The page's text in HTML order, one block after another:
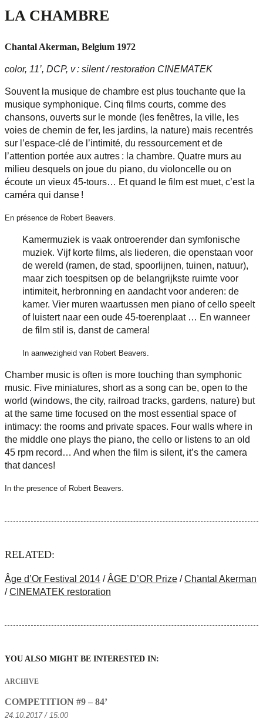
LA CHAMBRE
Chantal Akerman, Belgium 1972
color, 11’, DCP, v : silent / restoration CINEMATEK
Souvent la musique de chambre est plus touchante que la
musique symphonique. Cinq films courts, comme des
chansons, ouverts sur le monde (les fenêtres, la ville, les
voies de chemin de fer, les jardins, la nature) mais recentrés
sur l’espace-clé de l’intimité, du ressourcement et de
l’attention portée aux autres : la chambre. Quatre murs au
milieu desquels on joue du piano, du violoncelle ou on
écoute un vieux 45-tours… Et quand le film est muet, c’est la
caméra qui danse !
En présence de Robert Beavers.
Kamermuziek is vaak ontroerender dan symfonische
muziek. Vijf korte films, als liederen, die openstaan voor
de wereld (ramen, de stad, spoorlijnen, tuinen, natuur),
maar zich toespitsen op de belangrijkste ruimte voor
intimiteit, herbronning en aandacht voor anderen: de
kamer. Vier muren waartussen men piano of cello speelt
of luistert naar een oude 45-toerenplaat … En wanneer
de film stil is, danst de camera!
In aanwezigheid van Robert Beavers.
Chamber music is often is more touching than symphonic
music. Five miniatures, short as a song can be, open to the
world (windows, the city, railroad tracks, gardens, nature) but
at the same time focused on the most essential space of
intimacy: the rooms and private spaces. Four walls where in
the middle one plays the piano, the cello or listens to an old
45 rpm record… And when the film is silent, it’s the camera
that dances!
In the presence of Robert Beavers.
RELATED:
Âge d’Or Festival 2014 /ÂGE D’OR Prize /Chantal Akerman
/CINEMATEK restoration
YOU ALSO MIGHT BE INTERESTED IN:
ARCHIVE
COMPETITION #9 – 84’
24.10.2017 / 15:00